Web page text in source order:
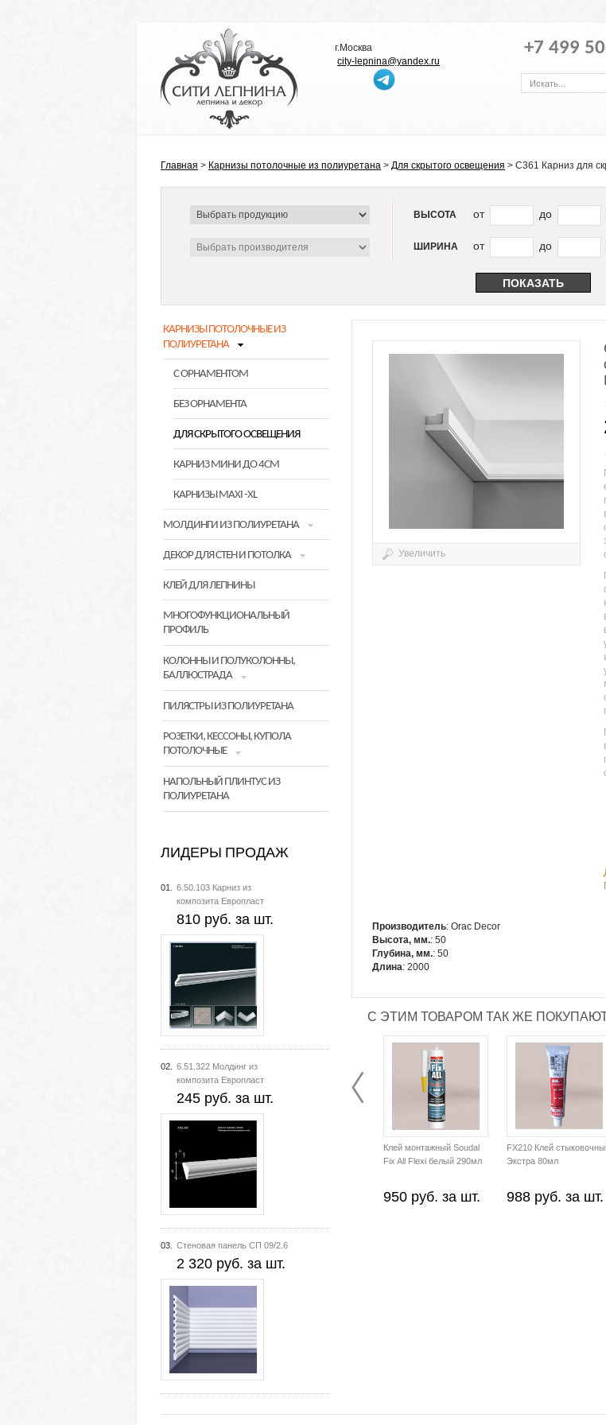
+7 499
г.Москва
city-lepnina@yandex.ru
Главная > Карнизы потолочные из полиуретана > Для скрытого освещения > С361 Карниз для
ВЫСОТА от до
ШИРИНА от до
КАРНИЗЫ ПОТОЛОЧНЫЕ ИЗ
ПОЛИУРЕТАНА
С ОРНАМЕНТОМ
БЕЗ ОРНАМЕНТА
ДЛЯ СКРЫТОГО ОСВЕЩЕНИЯ
КАРНИЗ МИНИ ДО 4СМ
КАРНИЗЫ MAXI -XL
МОЛДИНГИ ИЗ ПОЛИУРЕТАНА
ДЕКОР ДЛЯ СТЕН И ПОТОЛКА
КЛЕЙ ДЛЯ ЛЕПНИНЫ
МНОГОФУНКЦИОНАЛЬНЫЙ
ПРОФИЛЬ
КОЛОННЫ И ПОЛУКОЛОННЫ,
БАЛЛЮСТРАДА
ПИЛЯСТРЫ ИЗ ПОЛИУРЕТАНА
РОЗЕТКИ, КЕССОНЫ, КУПОЛА
ПОТОЛОЧНЫЕ
НАПОЛЬНЫЙ ПЛИНТУС ИЗ
ПОЛИУРЕТАНА
ЛИДЕРЫ ПРОДАЖ
01.
6.50.103 Карниз из
композита Европласт
810 руб. за шт.
02.
6.51.322 Молдинг из
композита Европласт
245 руб. за шт.
03. Стеновая панель СП 09/2.6
2 320 руб. за шт.
Увеличить
Производитель: Orac Decor
Высота, мм.: 50
Глубина, мм.: 50
Длина: 2000
С ЭТИМ ТОВАРОМ ТАК ЖЕ
Клей монтажный Soudal
Fix All Flexi белый 290мл
950 руб. за шт.
FX210 Клей
Экстра 80мл
988 руб. за шт.